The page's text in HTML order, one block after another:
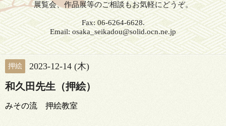
展覧会、作品展等のご相談もお気軽にどうぞ。
Fax: 06-6264-6628.
Email: osaka_seikadou@solid.ocn.ne.jp
押絵 2023-12-14 (木)
和久田先生（押絵）
みその流 押絵教室